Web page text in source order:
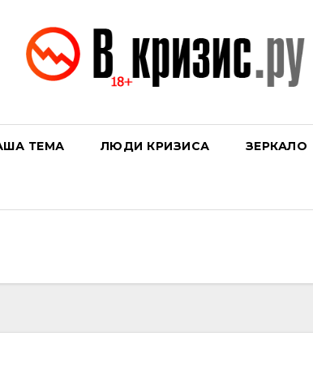
ТЕМА ЛЮДИ КРИЗИСА ЗЕРКАЛО